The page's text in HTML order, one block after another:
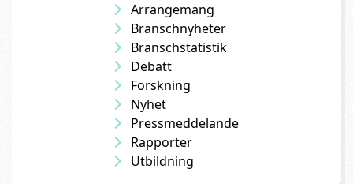
Arrangemang
Branschnyheter
Branschstatistik
Debatt
Forskning
Nyhet
Pressmeddelande
Rapporter
Utbildning